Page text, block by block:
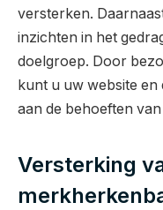
versterken.
inzichten in het
doelgroep. Door
kunt u uw website en
aan de behoeften
Versterking